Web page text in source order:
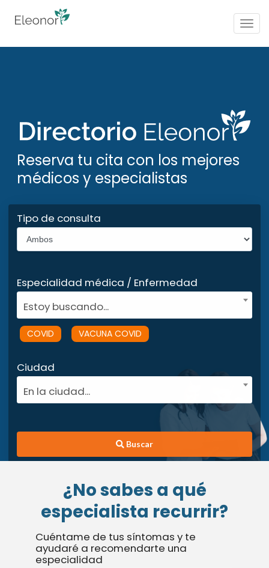
Reserva tu cita con los mejores
médicos y especialistas
Tipo de consulta
Especialidad médica / Enfermedad
Estoy buscando...
COVID VACUNA COVID
Ciudad
En la ciudad...
Buscar
¿No sabes a qué
especialista recurrir?
Cuéntame de tus síntomas y te
ayudaré a recomendarte una
especialidad